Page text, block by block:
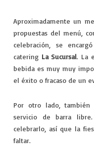
Aproximadamente un
propuestas del menú,
celebración, se
catering La Sucursal. La
bebida es muy muy
el éxito o fracaso de un
Por otro lado,
servicio de barra
celebrarlo, así que la
faltar.